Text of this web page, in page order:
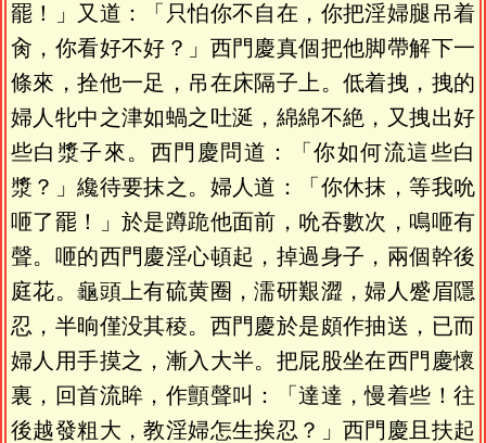
罷！」又道：「只怕你不自在，你把淫婦腿吊着
肏，你看好不好？」西門慶真個把他脚帶解下一
條來，拴他一足，吊在床隔子上。低着拽，拽的
婦人牝中之津如蝸之吐涎，綿綿不絶，又拽出好
些白漿子來。西門慶問道：「你如何流這些白
漿？」纔待要抹之。婦人道：「你休抹，等我吮
咂了罷！」於是蹲跪他面前，吮吞數次，鳴咂有
聲。咂的西門慶淫心頓起，掉過身子，兩個幹後
庭花。龜頭上有硫黄圈，濡研艱澀，婦人蹙眉隱
忍，半晌僅没其稜。西門慶於是頗作抽送，已而
婦人用手摸之，漸入大半。把屁股坐在西門慶懷
裏，回首流眸，作顫聲叫：「達達，慢着些！往
後越發粗大，教淫婦怎生挨忍？」西門慶且扶起